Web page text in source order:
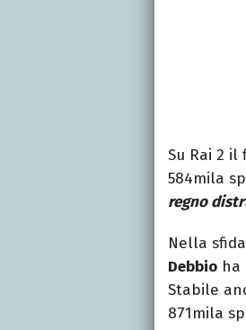
Su Rai 2 il
584mila
regno
Nella
Debbio ha
Stabile
871mila